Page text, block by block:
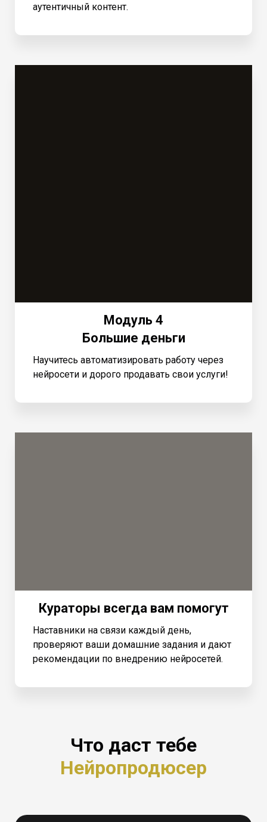
аутентичный контент.
Модуль 4
Большие деньги
Научитесь автоматизировать работу через
нейросети и дорого продавать свои услуги!
Кураторы всегда вам помогут
Наставники на связи каждый день,
проверяют ваши домашние задания и дают
рекомендации по внедрению нейросетей.
Что даст тебе
Нейропродюсер